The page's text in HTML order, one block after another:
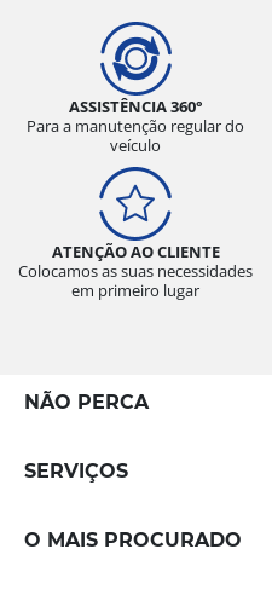
ASSISTÊNCIA 360°
Para a manutenção regular do
veículo
ATENÇÃO AO CLIENTE
Colocamos as suas necessidades
em primeiro lugar
NÃO PERCA
SERVIÇOS
O MAIS PROCURADO